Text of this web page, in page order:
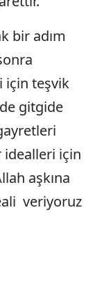
bir adım
için teşvik
gitgide
idealleri için
aşkına
veriyoruz